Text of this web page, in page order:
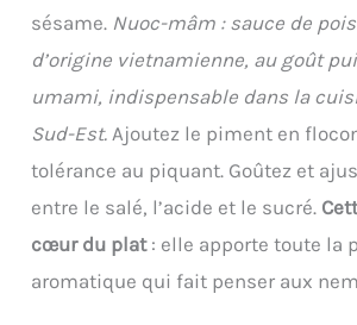
sésame. Nuoc-mâm : sauce de
d’origine vietnamienne, au goût
umami, indispensable dans la
Sud-Est. Ajoutez le piment en
tolérance au piquant. Goûtez et
entre le salé, l’acide et le sucré.
cœur du plat: elle apporte toute la
aromatique qui fait penser aux